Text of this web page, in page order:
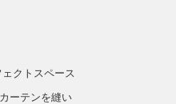
クトスペース
ーテンを縫い